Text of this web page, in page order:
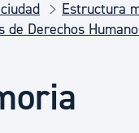
Estructura
de Derechos